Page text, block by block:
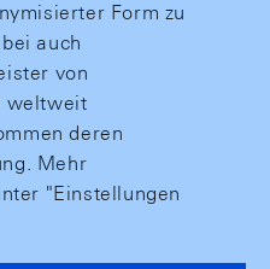
Form zu
auch
von
weltweit
deren
Mehr
"Einstellungen